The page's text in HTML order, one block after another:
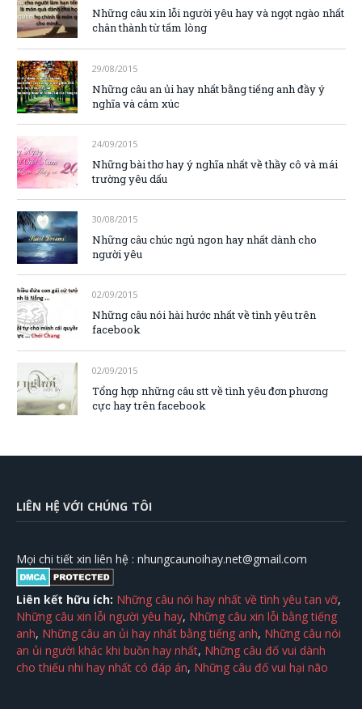
Những câu xin lỗi người yêu hay và ngọt ngào nhất
chân thành từ tấm lòng
29/08/2015
Những câu an ủi hay nhất bằng tiếng anh đầy ý
nghĩa và cảm xúc
24/09/2015
Những bài thơ hay ý nghĩa nhất về thầy cô và mái
trường yêu dấu
30/08/2015
Những câu chúc ngủ ngon hay nhất dành cho
người yêu
02/09/2015
Những câu nói hài hước nhất về tình yêu trên
facebook
02/09/2015
Tổng hợp những câu stt về tình yêu đơn phương
cực hay trên facebook
LIÊN HỆ VỚI CHÚNG TÔI
Mọi chi tiết xin liên hệ : nhungcaunoihay.net@gmail.com
Liên kết hữu ích: Những câu nói hay nhất về tình yêu tan vỡ,
Những câu xin lỗi người yêu hay, Những câu xin lỗi bằng tiếng
anh, Những câu an ủi hay nhất bằng tiếng anh, Những câu nói
an ủi người khác khi buồn hay nhất, Những câu đố vui dành
cho thiếu nhi hay nhất có đáp án, Những câu đố vui hại não